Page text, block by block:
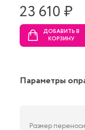
23 610 ₷
ДОБАВИТЬ В
КОРЗИНУ
Параметры
Размер